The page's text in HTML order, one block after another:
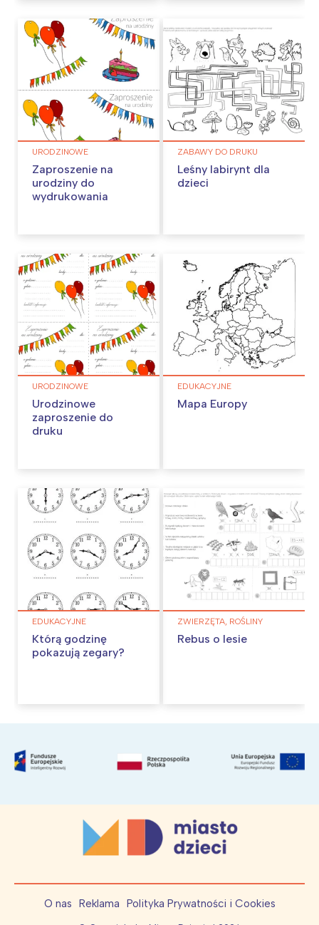
URODZINOWE
Zaproszenie na
urodziny do
wydrukowania
ZABAWY DO DRUKU
Leśny labirynt dla
dzieci
URODZINOWE
Urodzinowe
zaproszenie do
druku
EDUKACYJNE
Mapa Europy
EDUKACYJNE
Którą godzinę
pokazują zegary?
ZWIERZĘTA, ROŚLINY
Rebus o lesie
O nas Reklama Polityka Prywatności i Cookies